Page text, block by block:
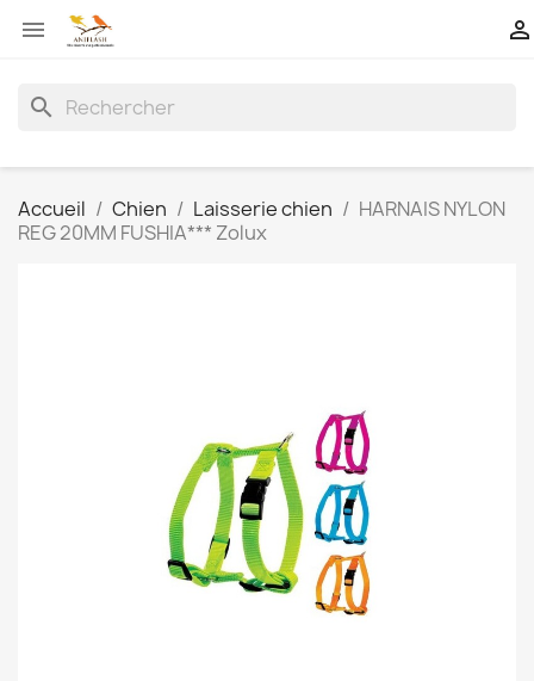
 
search
Accueil Chien Laisserie chien
HARNAIS NYLON
REG 20MM FUSHIA*** Zolux